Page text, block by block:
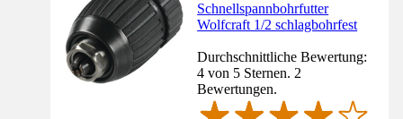
Schnellspannbohrfutter
Wolfcraft 1/2 schlagbohrfest
Durchschnittliche Bewertung:
4 von 5 Sternen. 2
Bewertungen.